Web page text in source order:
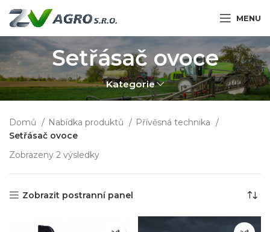
MENU
Setřásač ovoce
Kategorie
Domů Nabídka produktů
Přívěsná technika
Setřásač ovoce
Zobrazeny 2 výsledky
Zobrazit postranní panel